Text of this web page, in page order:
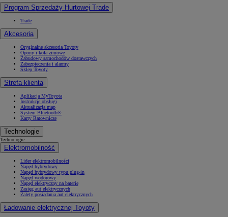
Program Sprzedaży Hurtowej Trade
Trade
Akcesoria
Oryginalne akcesoria Toyoty
Opony i koła zimowe
Zabudowy samochodów dostawczych
Zabezpieczenia i alarmy
Sklep Toyoty
Strefa klienta
Aplikacja MyToyota
Instrukcje obsługi
Aktualizacja map
System Bluetooth®
Karty Ratownicze
Technologie
Technologie
Elektromobilność
Lider elektromobilności
Napęd hybrydowy
Napęd hybrydowy typu plug-in
Napęd wodorowy
Napęd elektryczny na baterię
Zasięg aut elektrycznych
Zalety posiadania aut elektrycznych
Ładowanie elektrycznej Toyoty